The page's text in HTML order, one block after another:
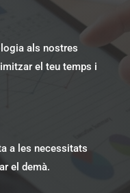
als nostres
el teu temps i
a les necessitats
el demà.